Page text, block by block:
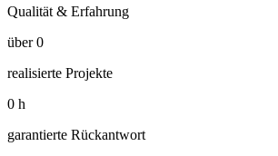
Qualität & Erfahrung
über 0
realisierte Projekte
0 h
garantierte Rückantwort